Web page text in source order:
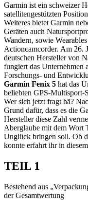
Garmin ist ein schweizer
satellitengestützten
Weiteres bietet Garmin
Geräten auch
Wandern, sowie
Actioncamcorder. Am 26.
deutschen Hersteller von
fungiert das Unternehmen
Forschungs- und
Garmin Fenix 5 hat das
beliebten GPS-Multisport-
Wer sich jetzt fragt hä?
Grund dafür, dass es die
Hersteller diese Zahl
Aberglaube mit dem Wort
Unglück bringen soll. Ob
konnte erfahrt ihr in
TEIL 1
Bestehend aus
der Gesamtwertung